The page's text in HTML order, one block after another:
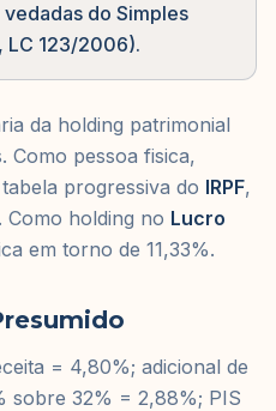
do Simples
LC 123/2006).
da holding patrimonial
Como pessoa fisica,
progressiva do IRPF,
Como holding no Lucro
em torno de 11,33%.
= 4,80%; adicional de
sobre 32% = 2,88%; PIS